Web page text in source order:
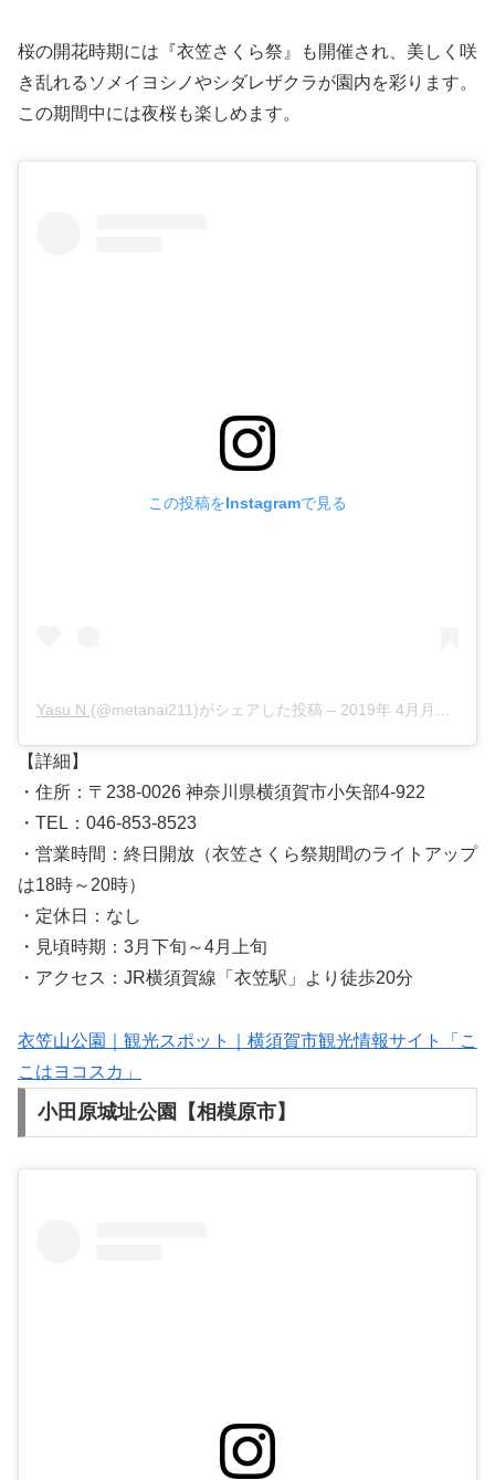
桜の開花時期には『衣笠さくら祭』も開催され、美しく咲
き乱れるソメイヨシノやシダレザクラが園内を彩ります。
この期間中には夜桜も楽しめます。
この投稿をInstagramで見る
Yasu N. (@metanai211)がシェアした投稿 – 2019年 4月月7日午後5時21分PDT
【詳細】
・住所：〒238-0026 神奈川県横須賀市小矢部4-922
・TEL：046-853-8523
・営業時間：終日開放（衣笠さくら祭期間のライトアップ
は18時～20時）
・定休日：なし
・見頃時期：3月下旬～4月上旬
・アクセス：JR横須賀線「衣笠駅」より徒歩20分
衣笠山公園｜観光スポット｜横須賀市観光情報サイト「こ
こはヨコスカ」
小田原城址公園【相模原市】